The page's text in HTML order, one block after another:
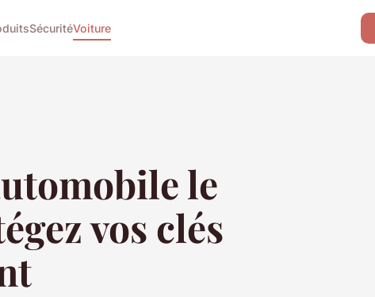
SécuritéVoiture
le
vos clés